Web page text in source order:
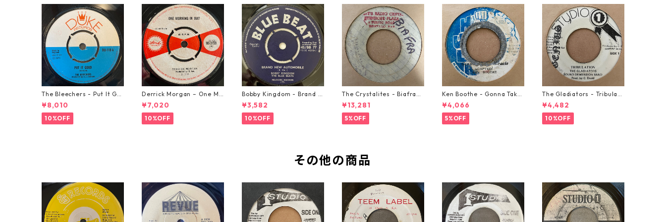
The Bleechers - Put It Go
od 【7-21637】
¥8,010
10%OFF
Derrick Morgan – One Mo
rning In May【7-21653】
¥7,020
10%OFF
Bobby Kingdom - Brand N
ew Automobile【7-2088
9】
¥3,582
10%OFF
The Crystalites - Biafra
【7-21293】
¥13,281
5%OFF
Ken Boothe - Gonna Take
A Miracle【7-21362】
¥4,066
5%OFF
The Gladiators - Tribulati
on【7-21365】
¥4,482
10%OFF
その他の商品